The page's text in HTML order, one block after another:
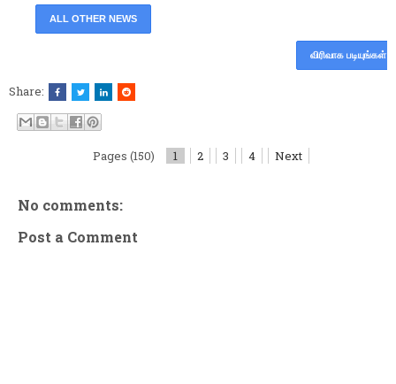
ALL OTHER NEWS
விரிவாக படியுங்கள்
Share:
Pages (150) 1 2 3 4 Next
No comments:
Post a Comment